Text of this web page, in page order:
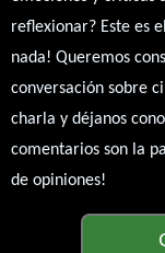
reflexionar? Este es
nada! Queremos
conversación sobre
charla y déjanos
comentarios son la
de opiniones!